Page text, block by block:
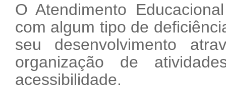
O Atendimento
com algum tipo de
seu desenvolvimento
organização de
acessibilidade.